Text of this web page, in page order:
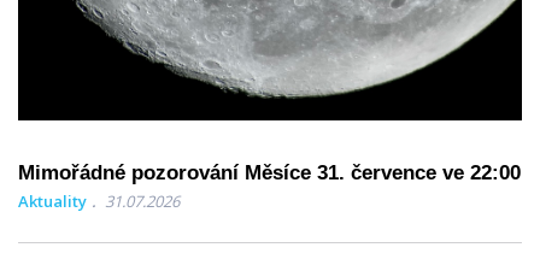
Mimořádné pozorování Měsíce 31. července ve 22:00
Aktuality 31.07.2026